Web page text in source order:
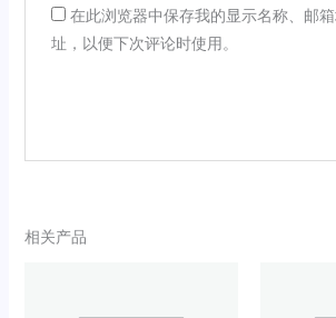
在此浏览器中保存我的显示名称、邮
址，以便下次评论时使用。
相关产品